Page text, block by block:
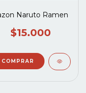
Naruto Ramen
$15.000